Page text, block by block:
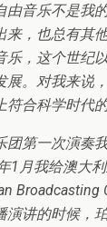
由音乐不是我
来，也总有其
乐，这个世纪
展。对我来说
符合科学时代
团第一次演奏
1月我给澳大
演讲的时候，